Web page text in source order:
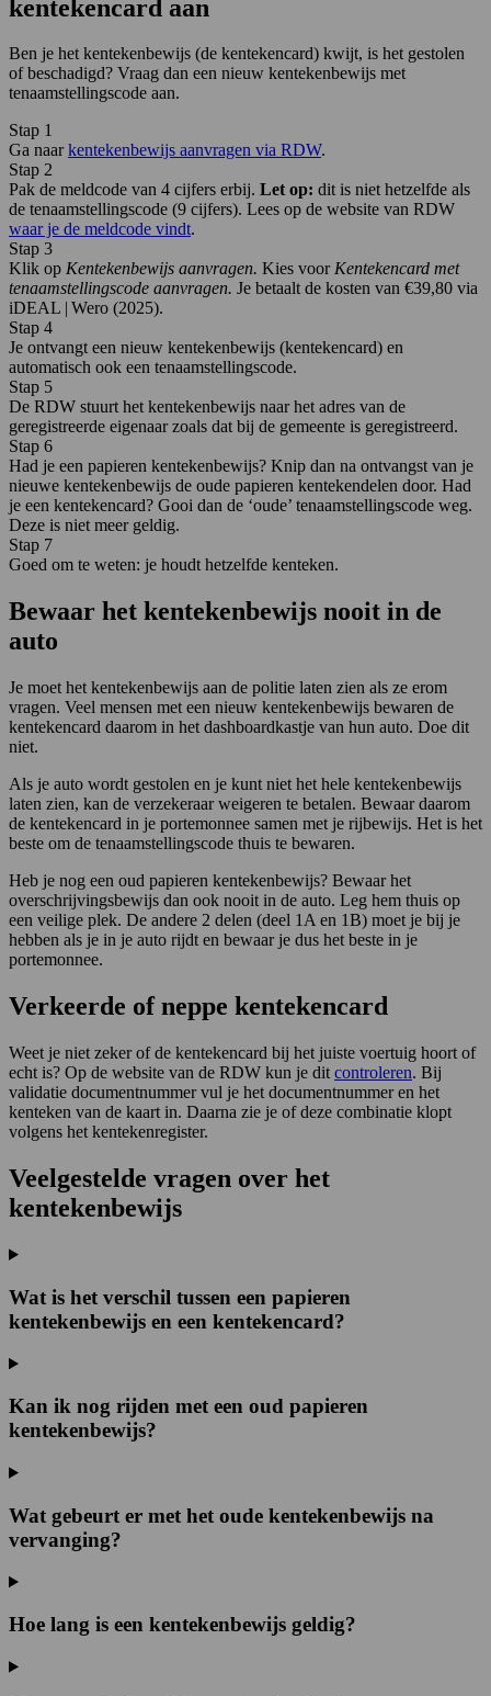
kentekencard aan
Ben je het kentekenbewijs (de kentekencard) kwijt, is het gestolen
of beschadigd? Vraag dan een nieuw kentekenbewijs met
tenaamstellingscode aan.
Stap 1
Ga naarkentekenbewijs aanvragen via RDW.
Stap 2
Pak de meldcode van 4 cijfers erbij. Let op: dit is niet hetzelfde als
de tenaamstellingscode (9 cijfers). Lees op de website van RDW
waar je de meldcode vindt.
Stap 3
Klik op Kentekenbewijs aanvragen. Kies voorKentekencard met
tenaamstellingscode aanvragen. Je betaalt de kosten van €39,80 via
iDEAL | Wero (2025).
Stap 4
Je ontvangt een nieuw kentekenbewijs (kentekencard) en
automatisch ook een tenaamstellingscode.
Stap 5
De RDW stuurt het kentekenbewijs naar het adres van de
geregistreerde eigenaar zoals dat bij de gemeente is geregistreerd.
Stap 6
Had je een papieren kentekenbewijs? Knip dan na ontvangst van je
nieuwe kentekenbewijs de oude papieren kentekendelen door. Had
je een kentekencard? Gooi dan de ‘oude’ tenaamstellingscode weg.
Deze is niet meer geldig.
Stap 7
Goed om te weten: je houdt hetzelfde kenteken.
Bewaar het kentekenbewijs nooit in de
auto
Je moet het kentekenbewijs aan de politie laten zien als ze erom
vragen. Veel mensen met een nieuw kentekenbewijs bewaren de
kentekencard daarom in het dashboardkastje van hun auto. Doe dit
niet.
Als je auto wordt gestolen en je kunt niet het hele kentekenbewijs
laten zien, kan de verzekeraar weigeren te betalen. Bewaar daarom
de kentekencard in je portemonnee samen met je rijbewijs. Het is het
beste om de tenaamstellingscode thuis te bewaren.
Heb je nog een oud papieren kentekenbewijs? Bewaar het
overschrijvingsbewijs dan ook nooit in de auto. Leg hem thuis op
een veilige plek. De andere 2 delen (deel 1A en 1B) moet je bij je
hebben als je in je auto rijdt en bewaar je dus het beste in je
portemonnee.
Verkeerde of neppe kentekencard
Weet je niet zeker of de kentekencard bij het juiste voertuig hoort of
echt is? Op de website van de RDW kun je dit controleren. Bij
validatie documentnummer vul je het documentnummer en het
kenteken van de kaart in. Daarna zie je of deze combinatie klopt
volgens het kentekenregister.
Veelgestelde vragen over het
kentekenbewijs
Wat is het verschil tussen een papieren
kentekenbewijs en een kentekencard?
Kan ik nog rijden met een oud papieren
kentekenbewijs?
Wat gebeurt er met het oude kentekenbewijs na
vervanging?
Hoe lang is een kentekenbewijs geldig?